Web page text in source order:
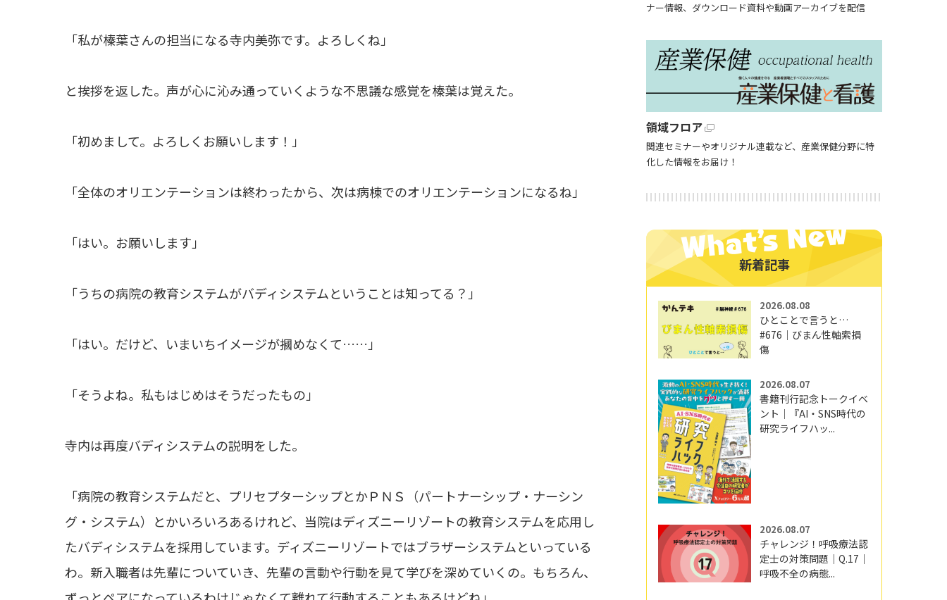
「私が榛葉さんの担当になる寺内美弥です。よろしくね」
と挨拶を返した。声が心に沁み通っていくような不思議な感覚を榛葉は覚えた。
「初めまして。よろしくお願いします！」
「全体のオリエンテーションは終わったから、次は病棟でのオリエンテーションになるね」
「はい。お願いします」
「うちの病院の教育システムがバディシステムということは知ってる？」
「はい。だけど、いまいちイメージが摑めなくて……」
「そうよね。私もはじめはそうだったもの」
寺内は再度バディシステムの説明をした。
「病院の教育システムだと、プリセプターシップとかＰＮＳ（パートナーシップ・ナーシン
グ・システム）とかいろいろあるけれど、当院はディズニーリゾートの教育システムを応用し
たバディシステムを採用しています。ディズニーリゾートではブラザーシステムといっている
わ。新入職者は先輩についていき、先輩の言動や行動を見て学びを深めていくの。もちろん、
ナー情報、ダウンロード資料や動画アーカイブを配信
領域フロア
関連セミナーやオリジナル連載など、産業保健分野に特
化した情報をお届け！
新着記事
2026.08.08
ひとことで言うと…
#676｜びまん性軸索損
傷
2026.08.07
書籍刊行記念トークイベ
ント｜『AI・SNS時代の
研究ライフハッ...
2026.08.07
チャレンジ！呼吸療法認
定士の対策問題｜Q.17｜
呼吸不全の病態...